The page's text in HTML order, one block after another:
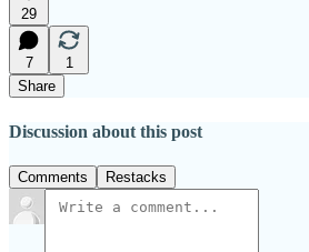
29
7
1
Share
Discussion about this post
Comments Restacks